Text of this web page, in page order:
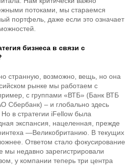
потоками, мы стараемся
портфель, даже если это означает
бизнеса в связи с
странную, возможно, вещь, но она
рынке мы работаем с
с группами «ВТБ» (Банк ВТБ
– и глобально здесь
в стратегии iFellow была
экспансия, нацеленная, прежде
—Великобританию. В текущих
Ответом стало фокусирование
мы недавно зарегистрировали
у компании теперь три центра